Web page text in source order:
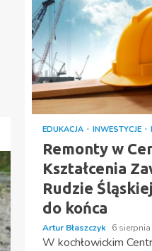
EDUKACJA INWESTYCJE
Remonty w
Kształcenia
Rudzie
do końca
Artur Błaszczyk 6
W kochłowickim